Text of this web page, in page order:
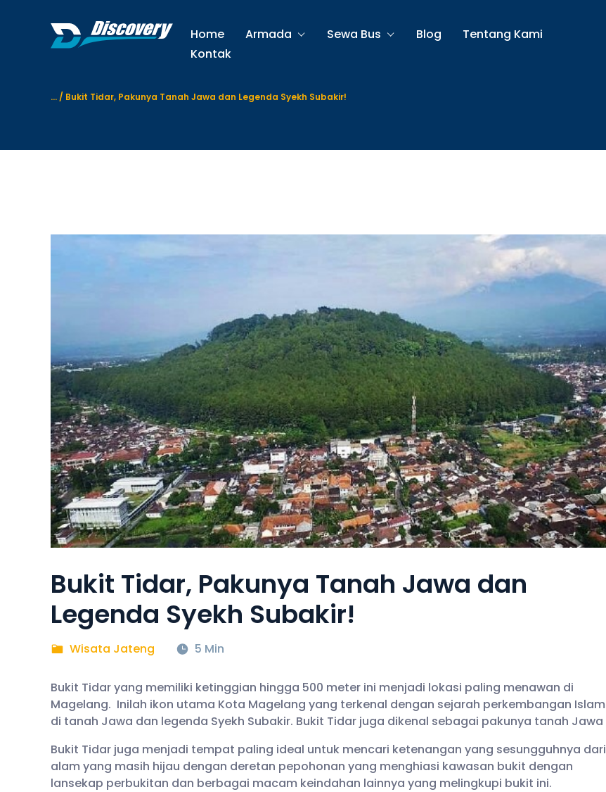
Home Armada Sewa Bus Blog
Tentang Kami
Kontak
... / Bukit Tidar, Pakunya Tanah Jawa dan Legenda Syekh Subakir!
Bukit Tidar, Pakunya Tanah Jawa dan
Legenda Syekh Subakir!
Wisata Jateng 5 Min
Bukit Tidar yang memiliki ketinggian hingga 500 meter ini menjadi lokasi paling menawan di
Magelang. Inilah ikon utama Kota Magelang yang terkenal dengan sejarah perkembangan Islam
di tanah Jawa dan legenda Syekh Subakir. Bukit Tidar juga dikenal sebagai pakunya tanah Jawa
Bukit Tidar juga menjadi tempat paling ideal untuk mencari ketenangan yang sesungguhnya dari
alam yang masih hijau dengan deretan pepohonan yang menghiasi kawasan bukit dengan
lansekap perbukitan dan berbagai macam keindahan lainnya yang melingkupi bukit ini.